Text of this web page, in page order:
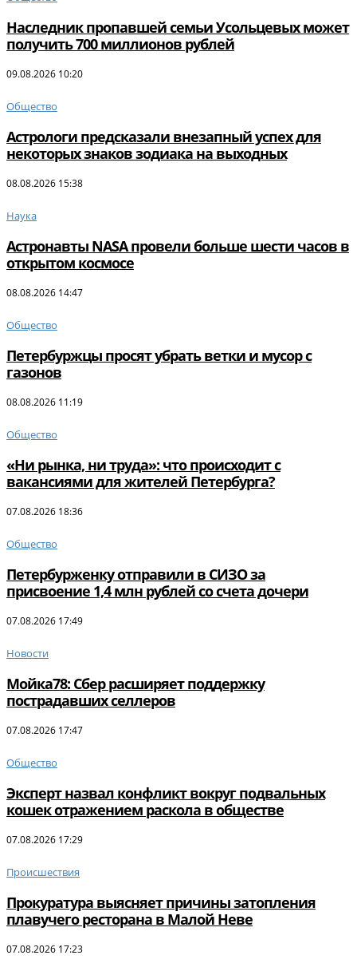
Наследник пропавшей семьи Усольцевых может
получить 700 миллионов рублей
09.08.2026 10:20
Общество
Астрологи предсказали внезапный успех для
некоторых знаков зодиака на выходных
08.08.2026 15:38
Наука
Астронавты NASA провели больше шести часов в
открытом космосе
08.08.2026 14:47
Общество
Петербуржцы просят убрать ветки и мусор с
газонов
08.08.2026 11:19
Общество
«Ни рынка, ни труда»: что происходит с
вакансиями для жителей Петербурга?
07.08.2026 18:36
Общество
Петербурженку отправили в СИЗО за
присвоение 1,4 млн рублей со счета дочери
07.08.2026 17:49
Новости
Мойка78: Сбер расширяет поддержку
пострадавших селлеров
07.08.2026 17:47
Общество
Эксперт назвал конфликт вокруг подвальных
кошек отражением раскола в обществе
07.08.2026 17:29
Происшествия
Прокуратура выясняет причины затопления
плавучего ресторана в Малой Неве
07.08.2026 17:23